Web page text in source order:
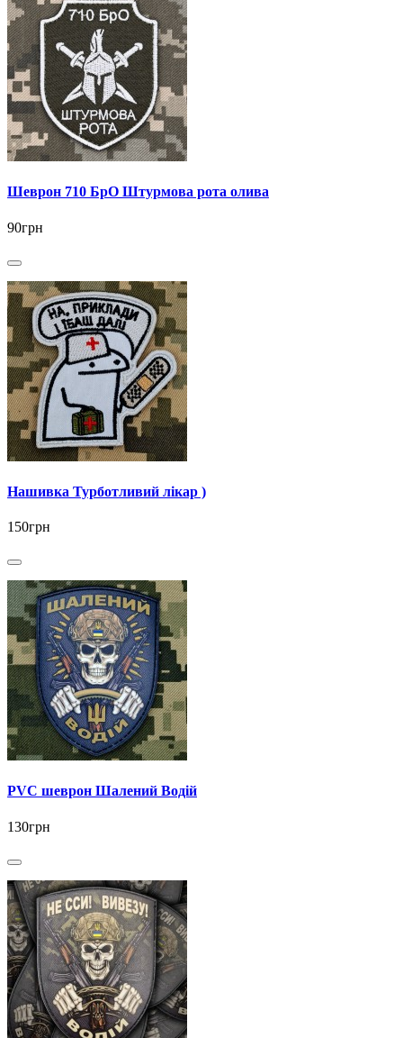
Шеврон 710 БрО Штурмова рота олива
90грн
Нашивка Турботливий лікар )
150грн
PVC шеврон Шалений Водій
130грн